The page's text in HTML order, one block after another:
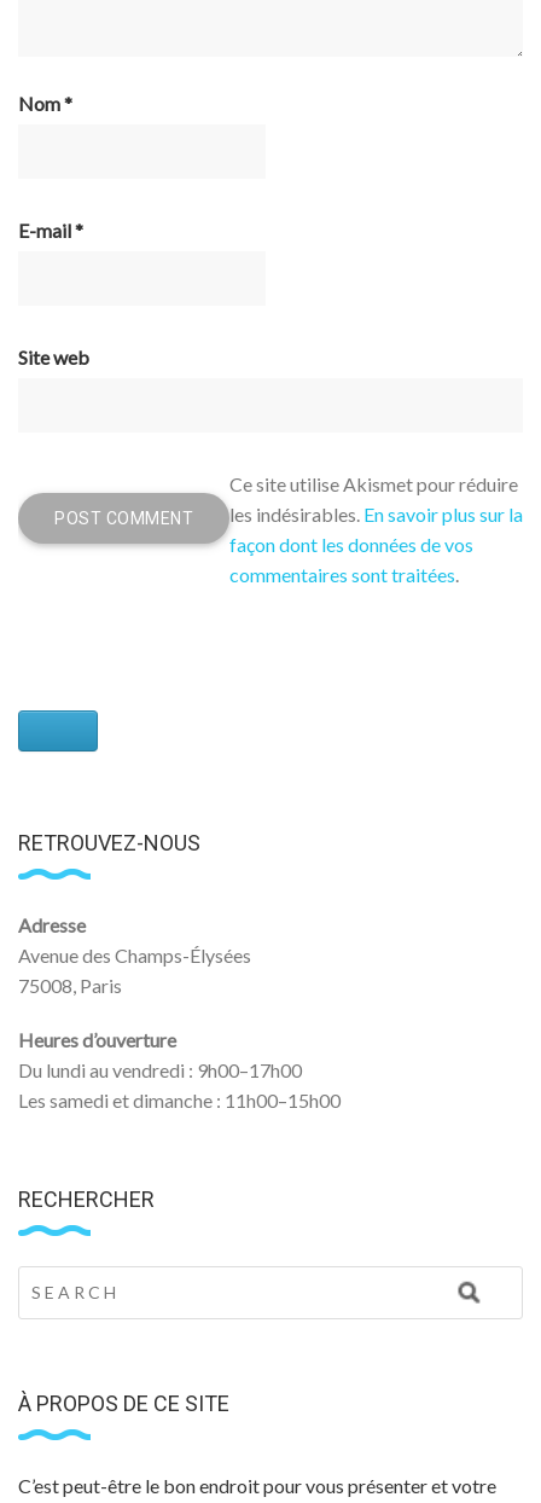
Nom*
E-mail*
Site web
Ce site utilise Akismet pour réduire
les indésirables. En savoir plus sur la
façon dont les données de vos
commentaires sont traitées
RETROUVEZ-NOUS
Adresse
Avenue des Champs-Élysées
75008, Paris
Heures d’ouverture
Du lundi au vendredi : 9h00–17h00
Les samedi et dimanche : 11h00–15h00
RECHERCHER
À PROPOS DE CE SITE
C’est peut-être le bon endroit pour vous présenter et votre